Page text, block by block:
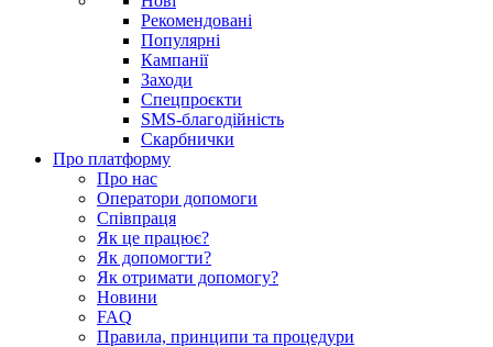
Рекомендовані
Популярні
Кампанії
Заходи
Спецпроєкти
SMS-благодійність
Скарбнички
Про платформу
Про нас
Оператори допомоги
Співпраця
Як це працює?
Як допомогти?
Як отримати допомогу?
Новини
FAQ
Правила, принципи та процедури